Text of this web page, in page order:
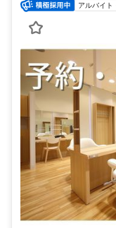
アルバイト